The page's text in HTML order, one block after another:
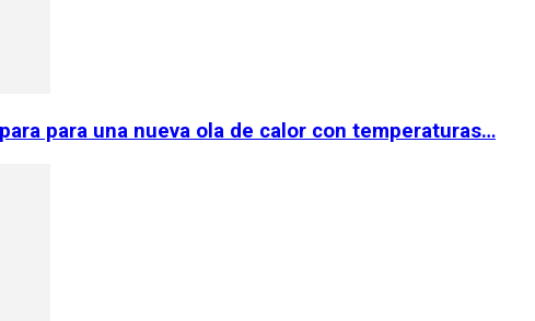
para una nueva ola de calor con temperaturas…